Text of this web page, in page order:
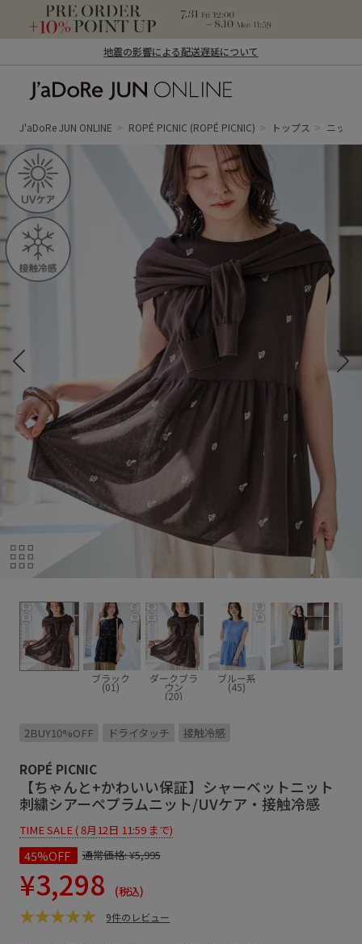
地震の影響による配送遅延について
ン オンライン）
J'aDoRe JUN ONLINE ROPÉ PICNIC (ROPÉ PICNIC) トップス ニット
ブラック
(01)
ダークブラ
ウン
(20)
ブルー系
(45)
2BUY10%OFF ドライタッチ 接触冷感
ROPÉ PICNIC
【ちゃんと+かわいい保証】シャーベットニット
刺繍シアーペプラムニット/UVケア・接触冷感
TIME SALE ( 8月12日 11:59 まで)
45%OFF 通常価格:¥5,995
¥3,298 (税込)
9件のレビュー